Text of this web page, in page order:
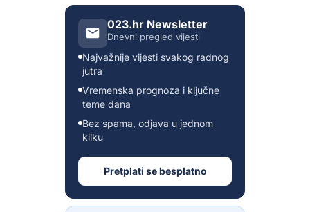
023.hr Newsletter
Dnevni pregled vijesti
Najvažnije vijesti svakog radnog
jutra
Vremenska prognoza i ključne
teme dana
Bez spama, odjava u jednom
kliku
Pretplati se besplatno